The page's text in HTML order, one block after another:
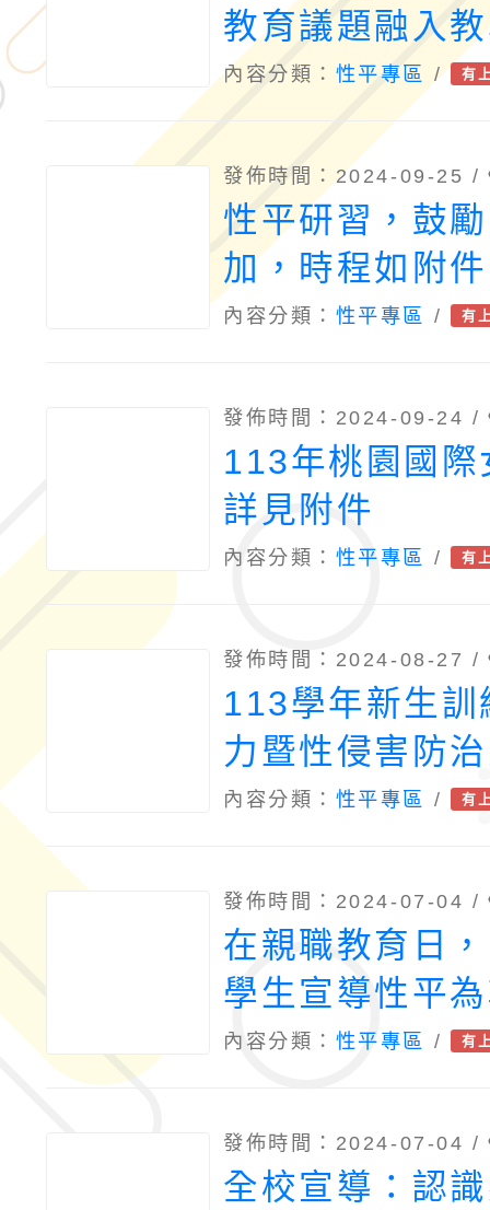
教育議題融入
計甄選活動 實
內容分類： 性平專區 / 有
發佈時間：2024-09-25 /
性平研習，鼓
加，時程如附件
內容分類： 性平專區 / 有
發佈時間：2024-09-24 /
113年桃園國際
詳見附件
內容分類： 性平專區 / 有
發佈時間：2024-08-27 /
113學年新生
力暨性侵害防
內容分類： 性平專區 / 有
發佈時間：2024-07-04 /
在親職教育日
學生宣導性平
點工作項目
內容分類： 性平專區 / 有
發佈時間：2024-07-04 /
全校宣導：認